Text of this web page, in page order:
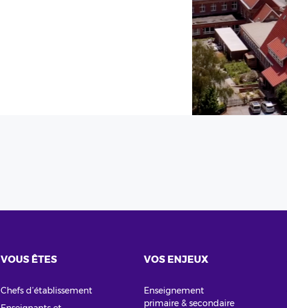
VOUS ÊTES
Chefs d’établissement
VOS ENJEUX
Enseignement
primaire & secondaire